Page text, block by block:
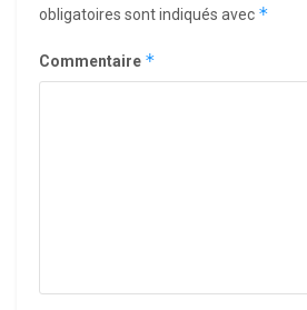
obligatoires sont indiqués avec *
Commentaire *